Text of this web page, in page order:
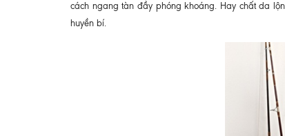
cách ngang tàn đầy phóng khoáng. Hay chất da
huyền bí.